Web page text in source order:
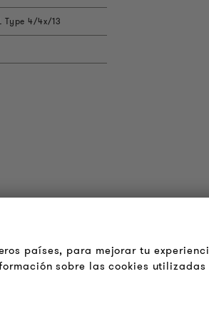
Type 4/4x/13
Generales
Aviso de Privacidad
países, para mejorar tu
sobre las cookies utilizadas